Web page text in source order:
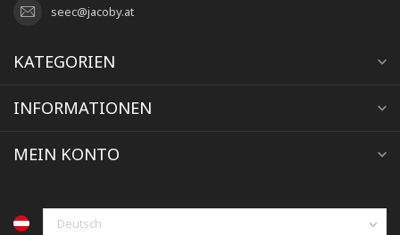
seec@jacoby.at
KATEGORIEN
INFORMATIONEN
MEIN KONTO